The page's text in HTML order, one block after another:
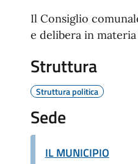
Il Consiglio
e delibera in
Struttura
Struttura politica
Sede
IL MUNICIPIO